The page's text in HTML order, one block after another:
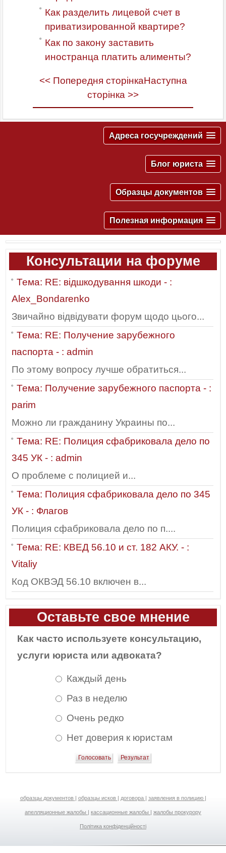
Как разделить лицевой счет в
приватизированной квартире?
Как по закону заставить
иностранца платить алименты?
<< Попередня сторінкаНаступна
сторінка >>
Адреса госучреждений
Блог юриста
Образцы документов
Полезная информация
Консультации на форуме
Тема: RE: відшкодування шкоди - :
Alex_Bondarenko
Звичайно відвідувати форум щодо цього...
Тема: RE: Получение зарубежного
паспорта - : admin
По этому вопросу лучше обратиться...
Тема: Получение зарубежного паспорта - :
parim
Можно ли гражданину Украины по...
Тема: RE: Полиция сфабриковала дело по
345 УК - : admin
О проблеме с полицией и...
Тема: Полиция сфабриковала дело по 345
УК - : Флагов
Полиция сфабриковала дело по п....
Тема: RE: КВЕД 56.10 и ст. 182 АКУ. - :
Vitaliy
Код ОКВЭД 56.10 включен в...
Оставьте свое мнение
Как часто используете консультацию,
услуги юриста или адвоката?
Каждый день
Раз в неделю
Очень редко
Нет доверия к юристам
образцы документов образцы исков договора заявления в полицию
апелляционные жалобы кассационные жалобы жалобы прокурору
Політика конфіденційності